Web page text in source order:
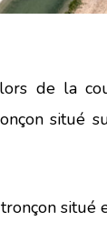
de la